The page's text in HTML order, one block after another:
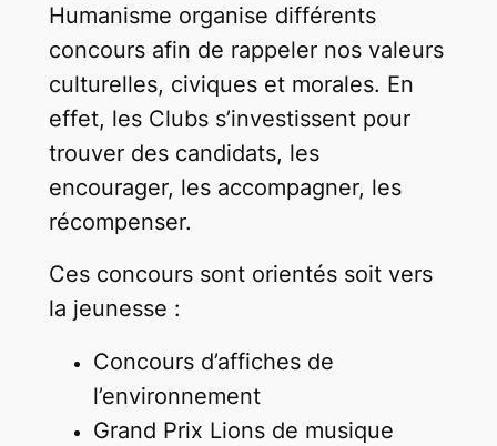
Humanisme organise différents
concours afin de rappeler nos valeurs
culturelles, civiques et morales. En
effet, les Clubs s’investissent pour
trouver des candidats, les
encourager, les accompagner, les
récompenser.
Ces concours sont orientés soit vers
la jeunesse :
Concours d’affiches de
l’environnement
Grand Prix Lions de musique